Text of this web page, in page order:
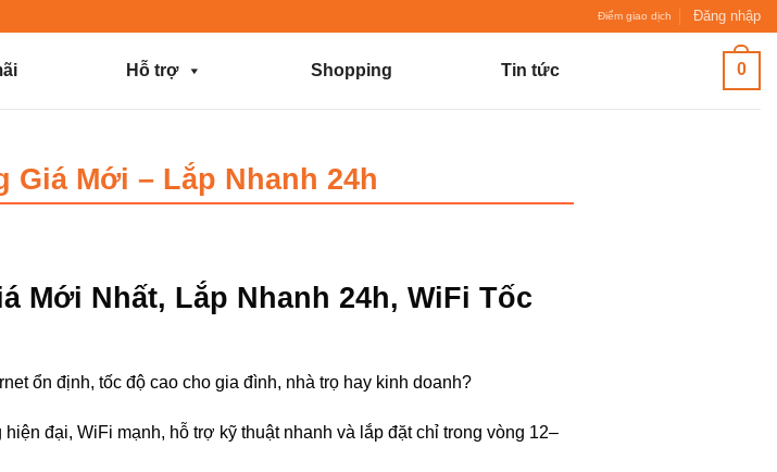
Điểm giao dịch Đăng nhập
Hỗ trợ Shopping Tin tức 0
Giá Mới – Lắp Nhanh 24h
Mới Nhất, Lắp Nhanh 24h, WiFi Tốc
ổn định, tốc độ cao cho gia đình, nhà trọ hay kinh doanh?
đại, WiFi mạnh, hỗ trợ kỹ thuật nhanh và lắp đặt chỉ trong vòng 12–